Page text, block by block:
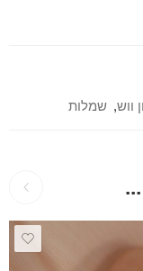
ווש, שמלות